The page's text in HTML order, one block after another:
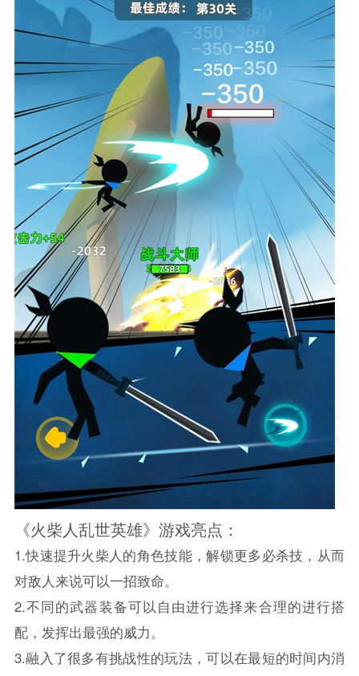
《火柴人乱世英雄》游戏亮点：
1.快速提升火柴人的角色技能，解锁更多必杀技，从而
对敌人来说可以一招致命。
2.不同的武器装备可以自由进行选择来合理的进行搭
配，发挥出最强的威力。
3.融入了很多有挑战性的玩法，可以在最短的时间内消